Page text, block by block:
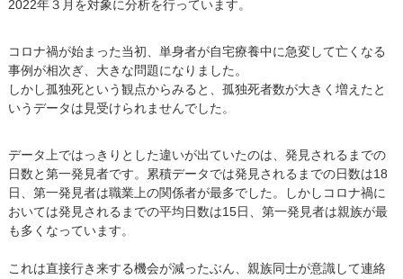
2022年３月を対象に分析を行っています。
コロナ禍が始まった当初、単身者が自宅療養中に急変して亡くなる
事例が相次ぎ、大きな問題になりました。
しかし孤独死という観点からみると、孤独死者数が大きく増えたと
いうデータは見受けられませんでした。
データ上ではっきりとした違いが出ていたのは、発見されるまでの
日数と第一発見者です。累積データでは発見されるまでの日数は18
日、第一発見者は職業上の関係者が最多でした。しかしコロナ禍に
おいては発見されるまでの平均日数は15日、第一発見者は親族が最
も多くなっています。
これは直接行き来する機会が減ったぶん、親族同士が意識して連絡